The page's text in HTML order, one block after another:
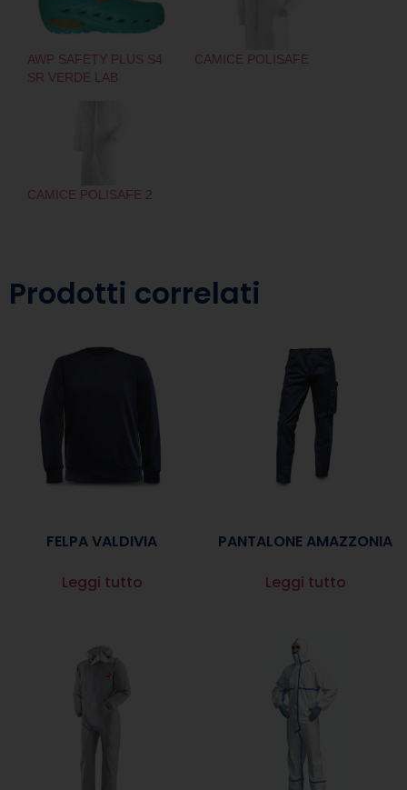
AWP SAFETY PLUS S4
SR VERDE LAB
CAMICE POLISAFE
CAMICE POLISAFE 2
Prodotti correlati
FELPA VALDIVIA
Leggi tutto
PANTALONE AMAZZONIA
Leggi tutto